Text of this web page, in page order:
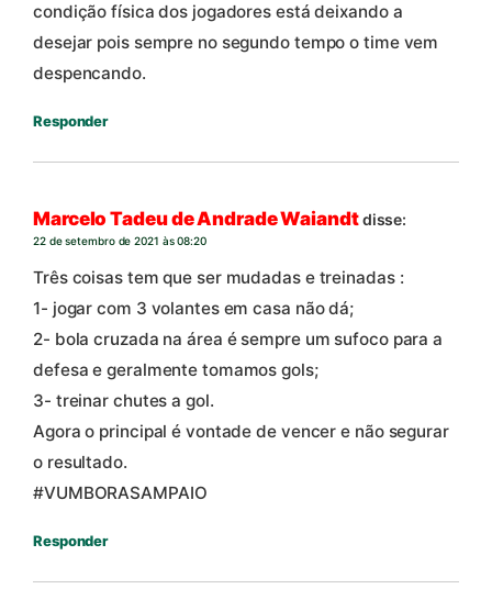
condição física dos jogadores está deixando a
desejar pois sempre no segundo tempo o time vem
despencando.
Responder
Marcelo Tadeu de Andrade Waiandtdisse:
22 de setembro de 2021 às 08:20
Três coisas tem que ser mudadas e treinadas :
1- jogar com 3 volantes em casa não dá;
2- bola cruzada na área é sempre um sufoco para a
defesa e geralmente tomamos gols;
3- treinar chutes a gol.
Agora o principal é vontade de vencer e não segurar
o resultado.
#VUMBORASAMPAIO
Responder